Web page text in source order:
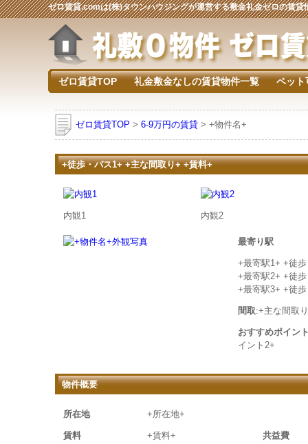
ゼロ賃貸.comは(株)タウンハウジングが運営する敷金礼金ゼロの賃貸
ゼロ賃貸TOP 礼金敷金なしの賃貸物件一覧 ペット
ゼロ賃貸TOP > 6-9万円の賃貸 > +物件名+
+徒歩・バス1+ +主な間取り+ +賃料+
内観1 内観2
最寄り駅
+最寄駅1+ +徒
+最寄駅2+ +徒
+最寄駅3+ +徒
間取:+主な間取
おすすめポイン
イント2+
物件概要
所在地 +所在地+
賃料 +賃料+ 共益費